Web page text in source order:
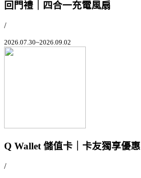
回門禮｜四合一充電風扇
/
2026.07.30~2026.09.02
Q Wallet 儲值卡｜卡友獨享優惠
/